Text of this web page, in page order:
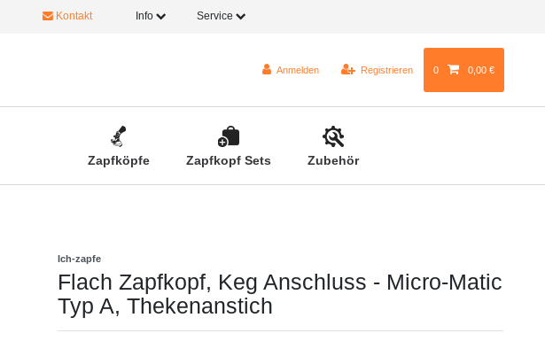
Kontakt Info Service
Anmelden Registrieren 0 0,00 €
Zapfköpfe Zapfkopf Sets Zubehör
Ich-zapfe
Flach Zapfkopf, Keg Anschluss - Micro-Matic
Typ A, Thekenanstich